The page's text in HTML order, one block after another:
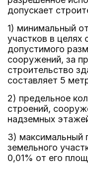
допускает
1) минимальный
участков в целях
допустимого
сооружений, за
строительство
составляет 5
2) предельное
строений,
надземных
3) максимальный
земельного
0,01% от его